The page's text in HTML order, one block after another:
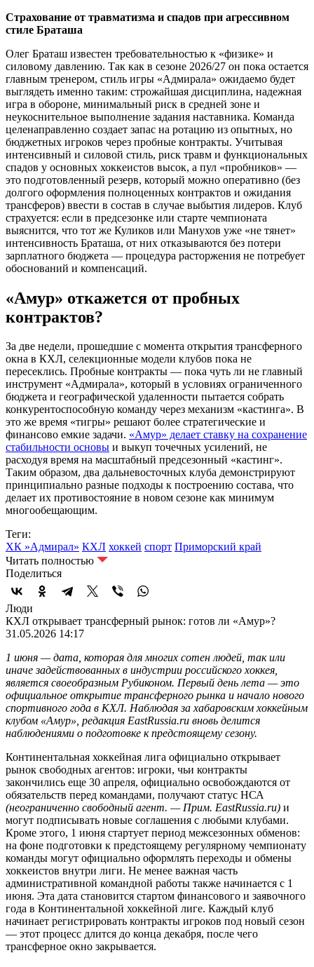
Страхование от травматизма и спадов при агрессивном
стиле Браташа
Олег Браташ известен требовательностью к «физике» и
силовому давлению. Так как в сезоне 2026/27 он пока остается
главным тренером, стиль игры «Адмирала» ожидаемо будет
выглядеть именно таким: строжайшая дисциплина, надежная
игра в обороне, минимальный риск в средней зоне и
неукоснительное выполнение задания наставника. Команда
целенаправленно создает запас на ротацию из опытных, но
бюджетных игроков через пробные контракты. Учитывая
интенсивный и силовой стиль, риск травм и функциональных
спадов у основных хоккеистов высок, а пул «пробников» —
это подготовленный резерв, который можно оперативно (без
долгого оформления полноценных контрактов и ожидания
трансферов) ввести в состав в случае выбытия лидеров. Клуб
страхуется: если в предсезонке или старте чемпионата
выяснится, что тот же Куликов или Манухов уже «не тянет»
интенсивность Браташа, от них отказываются без потери
зарплатного бюджета — процедура расторжения не потребует
обоснований и компенсаций.
«Амур» откажется от пробных
контрактов?
За две недели, прошедшие с момента открытия трансферного
окна в КХЛ, селекционные модели клубов пока не
пересеклись. Пробные контракты — пока чуть ли не главный
инструмент «Адмирала», который в условиях ограниченного
бюджета и географической удаленности пытается собрать
конкурентоспособную команду через механизм «кастинга». В
это же время «тигры» решают более стратегические и
финансово емкие задачи. «Амур» делает ставку на сохранение
стабильности основы и выкуп точечных усилений, не
расходуя время на масштабный предсезонный «кастинг».
Таким образом, два дальневосточных клуба демонстрируют
принципиально разные подходы к построению состава, что
делает их противостояние в новом сезоне как минимум
многообещающим.
Теги:
ХК »Адмирал» КХЛ хоккей спорт Приморский край
Читать полностью
Поделиться
Люди
КХЛ открывает трансферный рынок: готов ли «Амур»?
31.05.2026 14:17
1 июня — дата, которая для многих сотен людей, так или
иначе задействованных в индустрии российского хоккея,
является своеобразным Рубиконом. Первый день лета — это
официальное открытие трансферного рынка и начало нового
спортивного года в КХЛ. Наблюдая за хабаровским хоккейным
клубом «Амур», редакция EastRussia.ru вновь делится
наблюдениями о подготовке к предстоящему сезону.
Континентальная хоккейная лига официально открывает
рынок свободных агентов: игроки, чьи контракты
закончились еще 30 апреля, официально освобождаются от
обязательств перед командами, получают статус НСА
(неограниченно свободный агент. — Прим. EastRussia.ru) и
могут подписывать новые соглашения с любыми клубами.
Кроме этого, 1 июня стартует период межсезонных обменов:
на фоне подготовки к предстоящему регулярному чемпионату
команды могут официально оформлять переходы и обмены
хоккеистов внутри лиги. Не менее важная часть
административной командной работы также начинается с 1
июня. Эта дата становится стартом финансового и заявочного
года в Континентальной хоккейной лиге. Каждый клуб
начинает регистрировать контракты игроков под новый сезон
— этот процесс длится до конца декабря, после чего
трансферное окно закрывается.